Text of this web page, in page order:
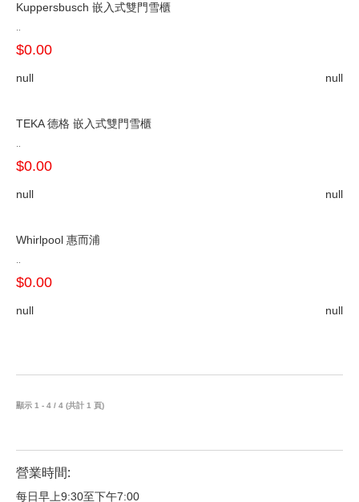
Kuppersbusch 嵌入式雙門雪櫃
$0.00
null null
TEKA 德格 嵌入式雙門雪櫃
$0.00
null null
Whirlpool 惠而浦
$0.00
null null
顯示 1 - 4 / 4 (共計 1 頁)
營業時間:
每日早上9:30至下午7:00